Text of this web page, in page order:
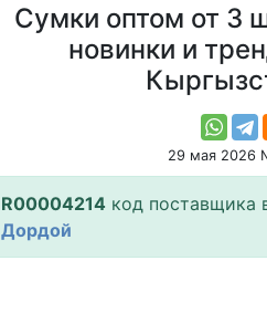
Сумки оптом от 3
новинки и
29 мая 2026
R00004214 код поставщика
Дордой